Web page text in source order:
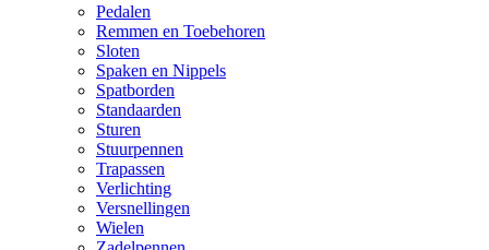
Pedalen
Remmen en Toebehoren
Sloten
Spaken en Nippels
Spatborden
Standaarden
Sturen
Stuurpennen
Trapassen
Verlichting
Versnellingen
Wielen